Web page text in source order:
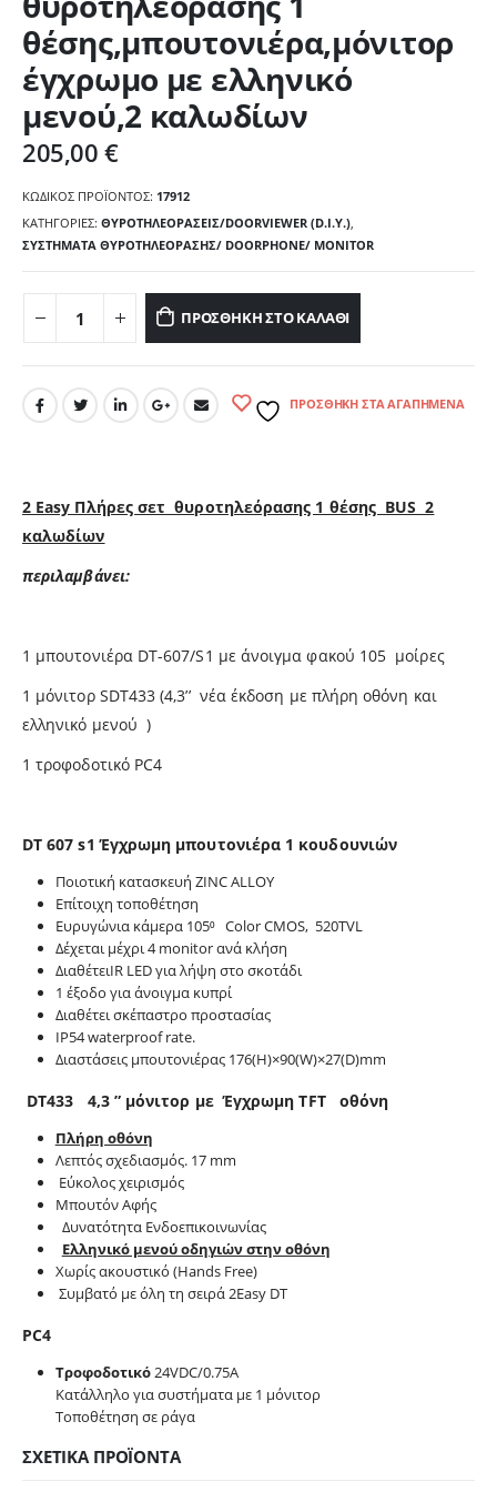
θέσης,μπουτονιέρα,μόνιτορ
έγχρωμο με ελληνικό
μενού,2 καλωδίων
205,00€
ΚΩΔΙΚΌΣ ΠΡΟΪΌΝΤΟΣ: 17912
ΚΑΤΗΓΟΡΊΕΣ: ΘΥΡΟΤΗΛΕΟΡΑΣΕΙΣ/DOORVIEWER (D.I.Y.)
ΣΥΣΤΗΜΑΤΑ ΘΥΡΟΤΗΛΕΟΡΑΣΗΣ/ DOORPHONE/ MONITOR
ΠΡΟΣΘΉΚΗ ΣΤΟ ΚΑΛΆΘΙ
ΠΡΟΣΘΉΚΗ ΣΤΑ ΑΓΑΠΗΜΈΝΑ
2 Easy Πλήρες σετ θυροτηλεόρασης 1 θέσης BUS 2
καλωδίων
περιλαμβάνει:
1 μπουτονιέρα DT-607/S1 με άνοιγμα φακού 105 μοίρες
1 μόνιτορ SDT433 (4,3’’ νέα έκδοση με πλήρη οθόνη και
ελληνικό μενού )
1 τροφοδοτικό PC4
DT 607 s1Έγχρωμη μπουτονιέρα 1 κουδουνιών
Ποιοτική κατασκευή ZINC ALLOY
Επίτοιχη τοποθέτηση
Ευρυγώνια κάμερα 105⁰ Color CMOS, 520TVL
Δέχεται μέχρι 4 monitor ανά κλήση
ΔιαθέτειIR LED για λήψη στο σκοτάδι
1 έξοδο για άνοιγμα κυπρί
Διαθέτει σκέπαστρο προστασίας
IP54 waterproof rate.
Διαστάσεις μπουτονιέρας 176(H)×90(W)×27(D)mm
DT433 4,3 ” μόνιτορ με Έγχρωμη TFT οθόνη
Πλήρη οθόνη
Λεπτός σχεδιασμός. 17 mm
Εύκολος χειρισμός
Μπουτόν Αφής
Δυνατότητα Ενδοεπικοινωνίας
Ελληνικό μενού οδηγιών στην οθόνη
Χωρίς ακουστικό (Hands Free)
Συμβατό με όλη τη σειρά 2Easy DT
PC4
Τροφοδοτικό24VDC/0.75A
Κατάλληλο για συστήματα με 1 μόνιτορ
Τοποθέτηση σε ράγα
ΣΧΕΤΙΚΆ ΠΡΟΪΌΝΤΑ